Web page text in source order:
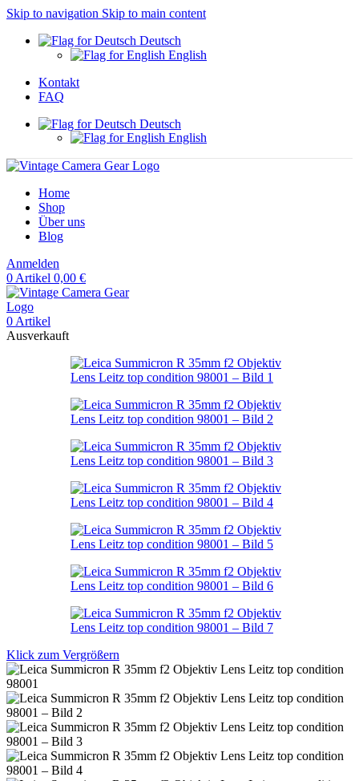
Skip to navigation Skip to main content
Deutsch
English
Kontakt
FAQ
Deutsch
English
Home
Shop
Über uns
Blog
Anmelden
0 Artikel 0,00 €
0 Artikel
Ausverkauft
Klick zum Vergrößern